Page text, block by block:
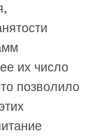
их число
позволило